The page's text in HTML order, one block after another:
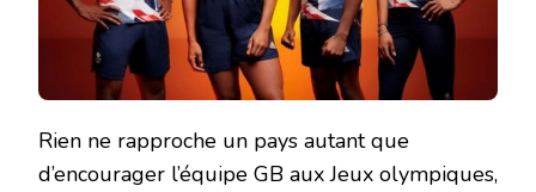
Rien ne rapproche un pays autant que
d’encourager l’équipe GB aux Jeux olympiques,